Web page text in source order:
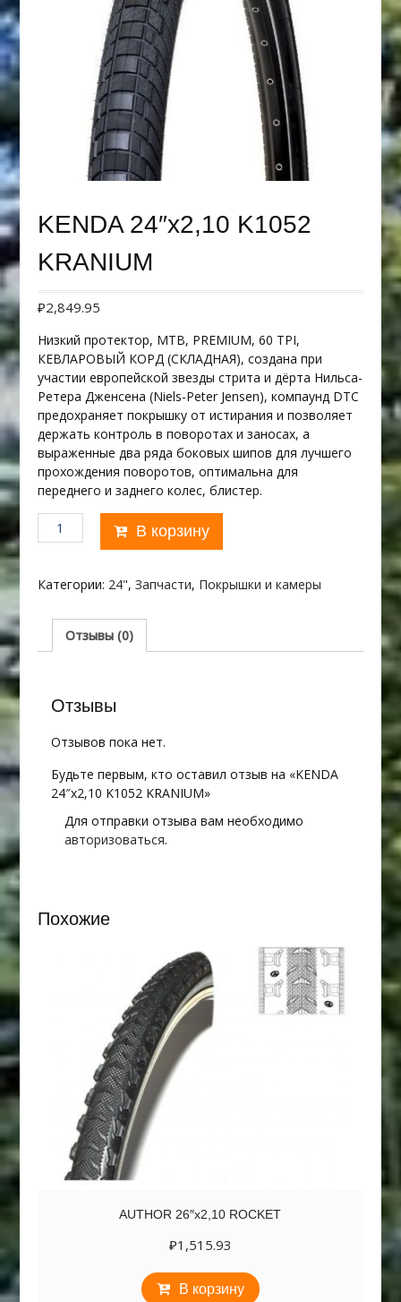
KENDA 24″х2,10 K1052
KRANIUM
₽2,849.95
Низкий протектор, MTB, PREMIUM, 60 TPI,
КЕВЛАРОВЫЙ КОРД (СКЛАДНАЯ), создана при
участии европейской звезды стрита и дёрта Нильса-
Ретера Дженсена (Niels-Peter Jensen), компаунд DTC
предохраняет покрышку от истирания и позволяет
держать контроль в поворотах и заносах, а
выраженные два ряда боковых шипов для лучшего
прохождения поворотов, оптимальна для
переднего и заднего колес, блистер.
Количество
товара
24"х2,10
KRANIUM
В корзину
Категории: 24", Запчасти, Покрышки и камеры
Отзывы (0)
Отзывы
Отзывов пока нет.
Будьте первым, кто оставил отзыв на «KENDA
24″х2,10 K1052 KRANIUM»
Для отправки отзыва вам необходимо
авторизоваться.
Похожие
AUTHOR 26″х2,10 ROCKET
₽1,515.93
В корзину